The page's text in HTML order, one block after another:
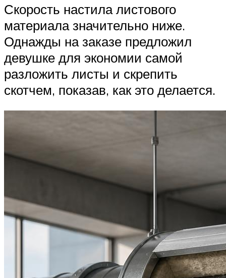
Скорость настила листового
материала значительно ниже.
Однажды на заказе предложил
девушке для экономии самой
разложить листы и скрепить
скотчем, показав, как это делается.